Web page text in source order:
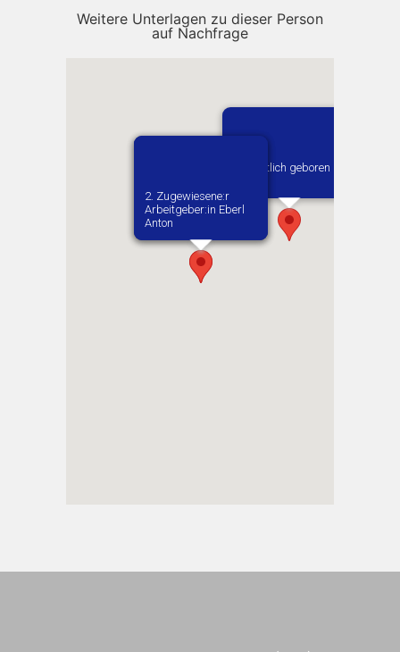
Weitere Unterlagen zu dieser Person
auf Nachfrage
Vermutlich geboren in
1. Zugewiesene:r
Arbeitgeber:in​ Fischer
Kaspar
2. Zugewiesene:r
Arbeitgeber:in​ Eberl
Anton